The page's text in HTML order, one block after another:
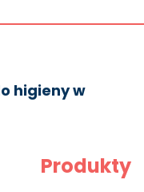
higieny w
Produkty